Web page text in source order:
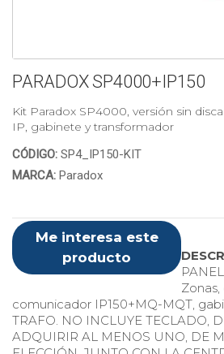
PARADOX SP4000+IP150
Kit Paradox SP4000, versión sin
IP, gabinete y transformador
CÓDIGO: SP4_IP150-KIT
MARCA: Paradox
Me interesa este
producto
comunicador IP150+MQ-MQT,
TRAFO. NO INCLUYE TECLADO,
ADQUIRIR AL MENOS UNO, DE